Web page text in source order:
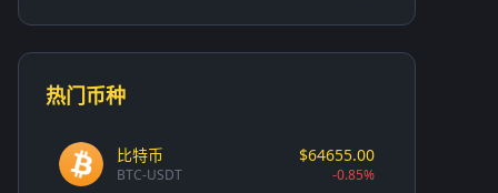
热门币种
比特币
BTC-USDT
$64655.00
-0.85%